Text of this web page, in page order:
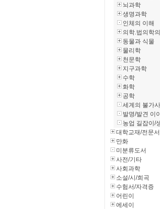
뇌과학
생명과학
인체의 이해
의학.법의학
동물과 식물
물리학
천문학
지구과학
수학
화학
공학
세계의 불가
발명/발견 이
농업 길잡이/
대학교재/전문
만화
미분류도서
사전/기타
사회과학
소설/시/희곡
수험서/자격증
어린이
에세이